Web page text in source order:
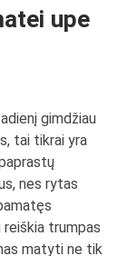
upe
gimdžiau
tai tikrai yra
nes rytas
reiškia trumpas
matyti ne tik